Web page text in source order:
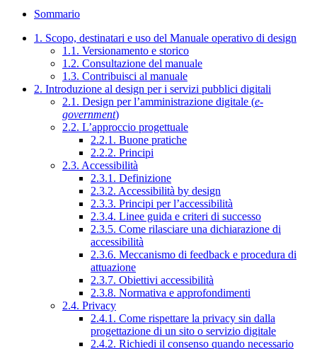
Sommario
1. Scopo, destinatari e uso del Manuale operativo di design
1.1. Versionamento e storico
1.2. Consultazione del manuale
1.3. Contribuisci al manuale
2. Introduzione al design per i servizi pubblici digitali
2.1. Design per l’amministrazione digitale (e-
government)
2.2. L’approccio progettuale
2.2.1. Buone pratiche
2.2.2. Principi
2.3. Accessibilità
2.3.1. Definizione
2.3.2. Accessibilità by design
2.3.3. Principi per l’accessibilità
2.3.4. Linee guida e criteri di successo
2.3.5. Come rilasciare una dichiarazione di
accessibilità
2.3.6. Meccanismo di feedback e procedura di
attuazione
2.3.7. Obiettivi accessibilità
2.3.8. Normativa e approfondimenti
2.4. Privacy
2.4.1. Come rispettare la privacy sin dalla
progettazione di un sito o servizio digitale
2.4.2. Richiedi il consenso quando necessario